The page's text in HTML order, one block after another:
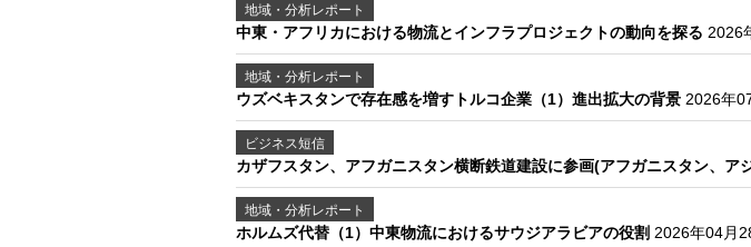
地域・分析レポート
中東・アフリカにおける物流とインフラプロジェクトの動向を探る 2026
地域・分析レポート
ウズベキスタンで存在感を増すトルコ企業（1）進出拡大の背景 2026年
ビジネス短信
カザフスタン、アフガニスタン横断鉄道建設に参画(アフガニスタン、ア
地域・分析レポート
ホルムズ代替（1）中東物流におけるサウジアラビアの役割 2026年04月